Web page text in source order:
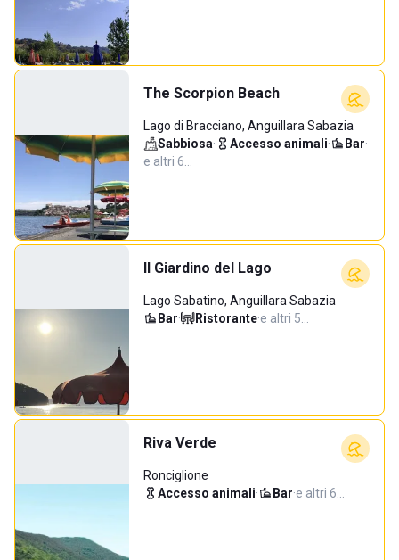
The Scorpion Beach
Lago di Bracciano, Anguillara Sabazia
Sabbiosa· Accesso animali· Bar·
e altri 6…
Il Giardino del Lago
Lago Sabatino, Anguillara Sabazia
Bar· Ristorante·e altri 5…
Riva Verde
Ronciglione
Accesso animali· Bar·e altri 6…